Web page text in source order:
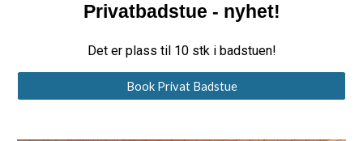
Privatbadstue - nyhet!
Det er plass til 10 stki badstuen!
Book Privat Badstue